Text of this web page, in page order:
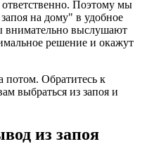
Поэтому мы
на дому" в удобное
внимательно выслушают
решение и окажут
потом. Обратитесь к
выбраться из запоя и
из запоя